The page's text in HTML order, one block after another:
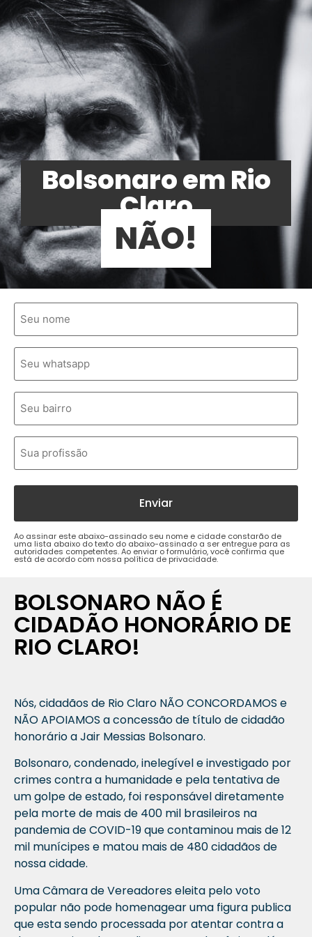
Bolsonaro em Rio
Claro
NÃO!
Ao assinar este abaixo-assinado seu nome e cidade constarão de
uma lista abaixo do texto do abaixo-assinado a ser entregue para as
autoridades competentes. Ao enviar o formulário, você confirma que
está de acordo com nossa política de privacidade.
BOLSONARO NÃO É
CIDADÃO HONORÁRIO DE
RIO CLARO!
Nós, cidadãos de Rio Claro NÃO CONCORDAMOS e
NÃO APOIAMOS a concessão de título de cidadão
honorário a Jair Messias Bolsonaro.
Bolsonaro, condenado, inelegível e investigado por
crimes contra a humanidade e pela tentativa de
um golpe de estado, foi responsável diretamente
pela morte de mais de 400 mil brasileiros na
pandemia de COVID-19 que contaminou mais de 12
mil munícipes e matou mais de 480 cidadãos de
nossa cidade.
Uma Câmara de Vereadores eleita pelo voto
popular não pode homenagear uma figura publica
que esta sendo processada por atentar contra a